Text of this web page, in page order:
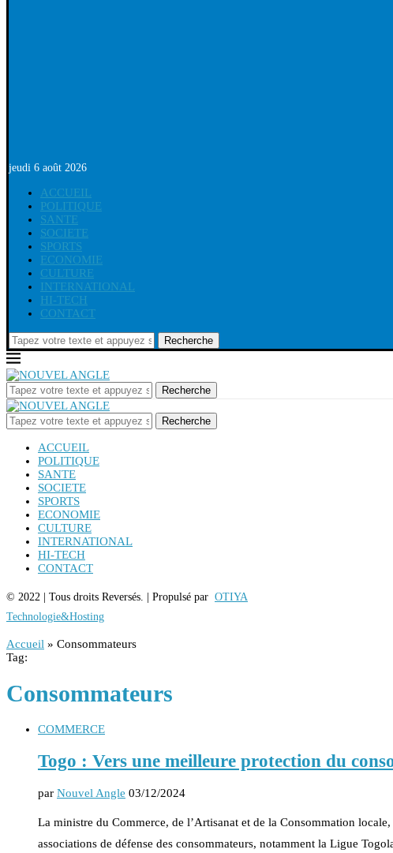
jeudi 6 août 2026
ACCUEIL
POLITIQUE
SANTE
SOCIETE
SPORTS
ECONOMIE
CULTURE
INTERNATIONAL
HI-TECH
CONTACT
Recherche
Recherche
Recherche
ACCUEIL
POLITIQUE
SANTE
SOCIETE
SPORTS
ECONOMIE
CULTURE
INTERNATIONAL
HI-TECH
CONTACT
© 2022 | Tous droits Reversés. | Propulsé par OTIYA
Technologie&Hosting
Accueil » Consommateurs
Tag:
Consommateurs
COMMERCE
Togo : Vers une meilleure protection du
par Nouvel Angle 03/12/2024
La ministre du Commerce, de l’Artisanat et de la Consommation
associations de défense des consommateurs, notamment la Ligue